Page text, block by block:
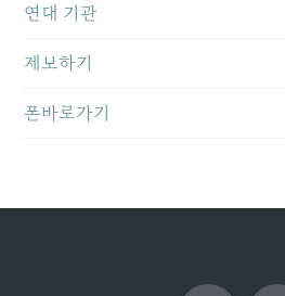
연대 기관
제보하기
폰바로가기